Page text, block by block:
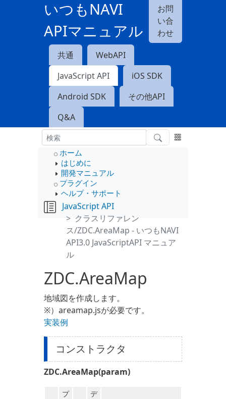
いつもNAVI
APIマニュアル
お問
い合
わせ
共通
WebAPI
JavaScript API
iOS SDK
Android SDK
その他API
Q&A
ホーム
はじめに
開発マニュアル
プラグイン
ヘルプ・サポート
JavaScript API
クラスリファレン
ス/ZDC.AreaMap - いつもNAVI
API3.0 JavaScriptAPI マニュア
ル
ZDC.AreaMap
地域図を作成します。
※）areamap.jsが必要です。
実装例
コンストラクタ
ZDC.AreaMap(param)
プ
デ